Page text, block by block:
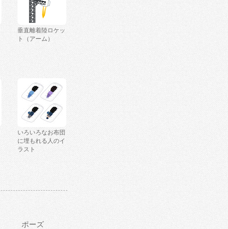
垂直離着陸ロケッ
ト（アーム）
いろいろなお布団
に埋もれる人のイ
ラスト
ポーズ